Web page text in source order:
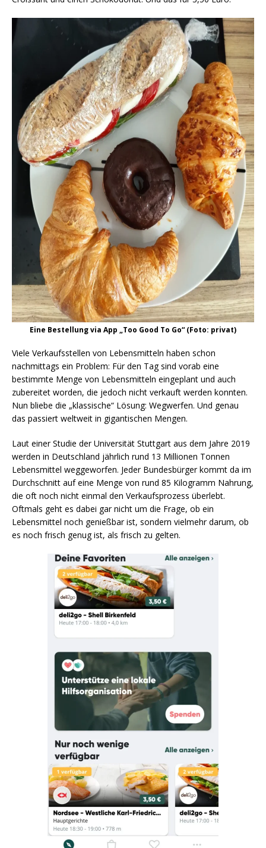
Eine Bestellung via App „Too Good To Go“ (Foto: privat)
Viele Verkaufsstellen von Lebensmitteln haben schon
nachmittags ein Problem: Für den Tag sind vorab eine
bestimmte Menge von Lebensmitteln eingeplant und auch
zubereitet worden, die jedoch nicht verkauft werden konnten.
Nun bliebe die „klassische“ Lösung: Wegwerfen. Und genau
das passiert weltweit in gigantischen Mengen.
Laut einer Studie der Universität Stuttgart aus dem Jahre 2019
werden in Deutschland jährlich rund 13 Millionen Tonnen
Lebensmittel weggeworfen. Jeder Bundesbürger kommt da im
Durchschnitt auf eine Menge von rund 85 Kilogramm Nahrung,
die oft noch nicht einmal den Verkaufsprozess überlebt.
Oftmals geht es dabei gar nicht um die Frage, ob ein
Lebensmittel noch genießbar ist, sondern vielmehr darum, ob
es noch frisch genug ist, als frisch zu gelten.